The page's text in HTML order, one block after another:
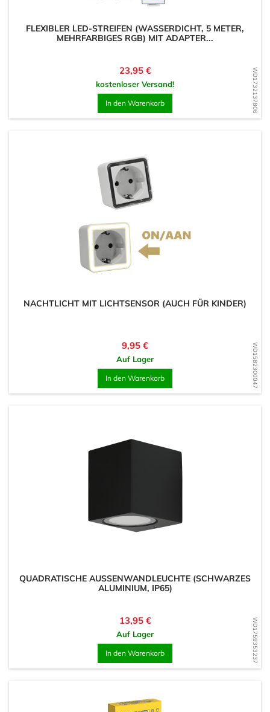
WD1732137806
FLEXIBLER LED-STREIFEN (WASSERDICHT, 5 METER,
MEHRFARBIGES RGB) MIT ADAPTER...
Preis
23,95 €
kostenloser Versand!
In den Warenkorb
WD1582300047
NACHTLICHT MIT LICHTSENSOR (AUCH FÜR KINDER)
Preis
9,95 €
Auf Lager
In den Warenkorb
WD1759353237
QUADRATISCHE AUSSENWANDLEUCHTE (SCHWARZES A
LUMINIUM, IP65)
Preis
13,95 €
Auf Lager
In den Warenkorb